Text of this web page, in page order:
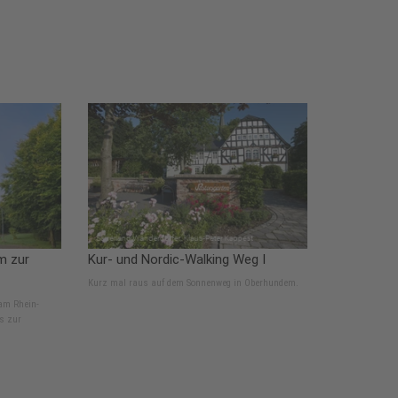
zur
Rhein-
zur
Kur- und Nordic-Walking Weg I
Kurz mal raus auf dem Sonnenweg in Oberhundem.